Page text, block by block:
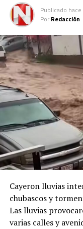
Publicado
Por Redacción
Cayeron lluvias
chubascos y
Las lluvias
varias calles y